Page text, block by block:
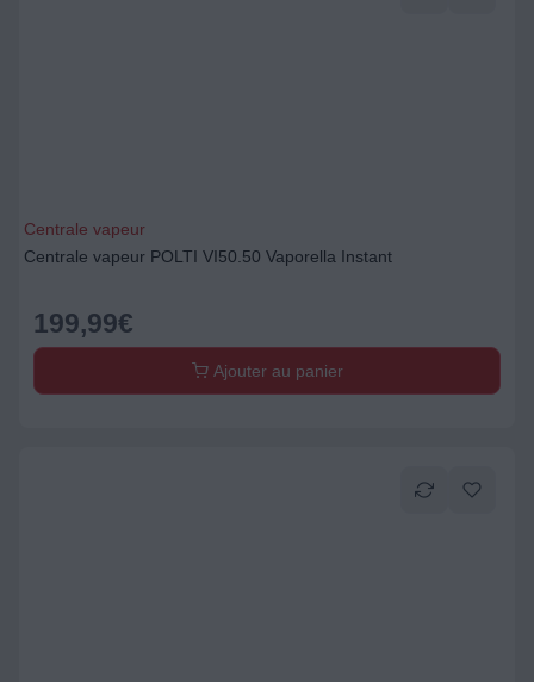
Centrale vapeur
Centrale vapeur POLTI VI50.50 Vaporella Instant
199,99€
Ajouter au panier